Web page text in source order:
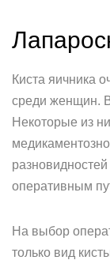
Киста яичника
среди женщин.
Некоторые из
оперативным
На выбор
только вид